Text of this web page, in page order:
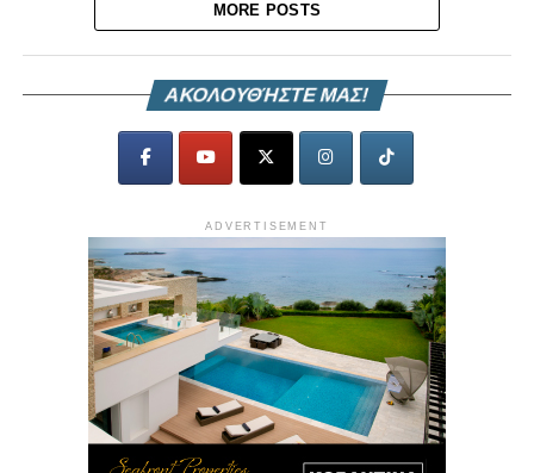
MORE POSTS
ΑΚΟΛΟΥΘΉΣΤΕ ΜΑΣ!
ADVERTISEMENT